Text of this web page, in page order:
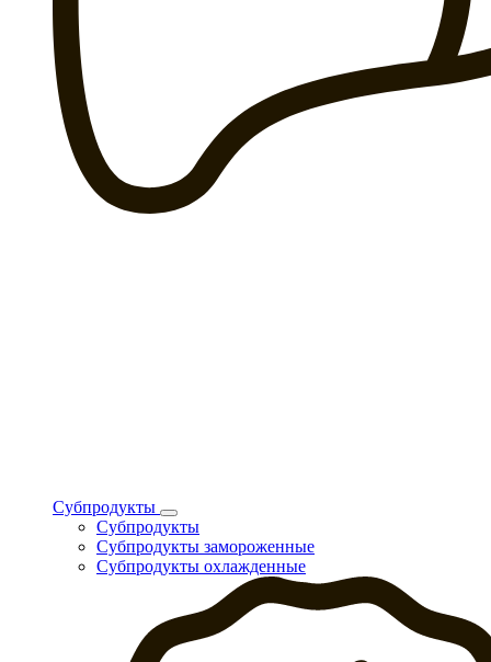
Субпродукты
Субпродукты
Субпродукты замороженные
Субпродукты охлажденные